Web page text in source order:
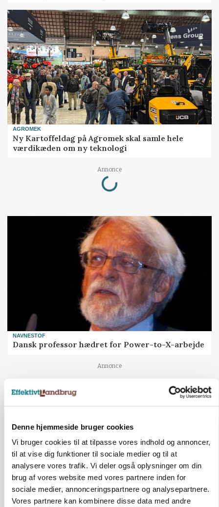
Denne hjemmeside bruger cookies
Vi bruger cookies til at tilpasse vores indhold og annoncer,
til at vise dig funktioner til sociale medier og til at
analysere vores trafik. Vi deler også oplysninger om din
brug af vores website med vores partnere inden for
sociale medier, annonceringspartnere og analysepartnere.
Vores partnere kan kombinere disse data med andre
AGROMEK
Ny Kartoffeldag på Agromek skal samle hele
værdikæden om ny teknologi
Annonce
Loading...
NAVNESTOF
Dansk professor hædret for Power-to-X-arbejde
Annonce
BUSINESS